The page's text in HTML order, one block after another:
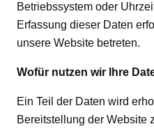
Betriebssystem oder
Erfassung dieser Daten
unsere Website betreten.
Wofür nutzen wir Ihre
Ein Teil der Daten wird
Bereitstellung der Website